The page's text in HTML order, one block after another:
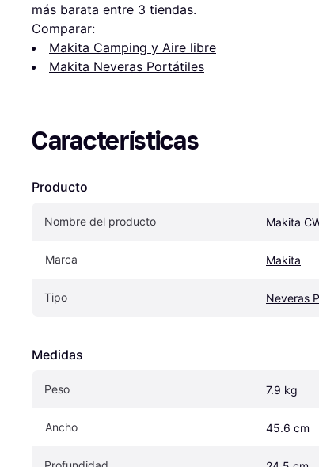
más barata entre 3 tiendas.
Comparar:
Makita Camping y Aire libre
Makita Neveras Portátiles
Características
Producto
Nombre del producto Makita
Marca Makita
Tipo Neveras
Medidas
Peso 7.9 kg
Ancho 45.6 cm